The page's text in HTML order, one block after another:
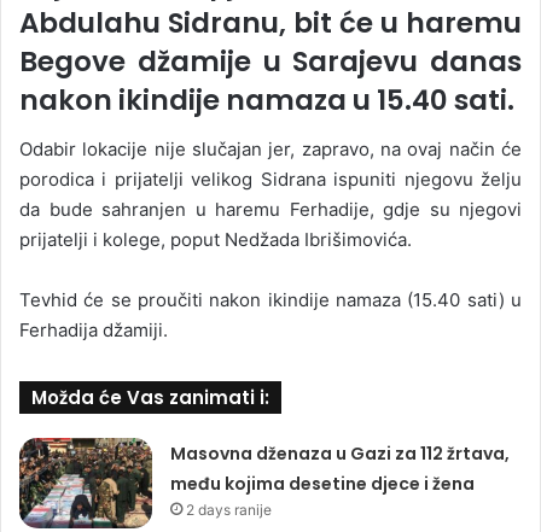
Abdulahu Sidranu, bit će u haremu
Begove džamije u Sarajevu danas
nakon ikindije namaza u 15.40 sati.
Odabir lokacije nije slučajan jer, zapravo, na ovaj način će
porodica i prijatelji velikog Sidrana ispuniti njegovu želju
da bude sahranjen u haremu Ferhadije, gdje su njegovi
prijatelji i kolege, poput Nedžada Ibrišimovića.
Tevhid će se proučiti nakon ikindije namaza (15.40 sati) u
Ferhadija džamiji.
Možda će Vas zanimati i:
Masovna dženaza u Gazi za 112 žrtava,
među kojima desetine djece i žena
2 days ranije